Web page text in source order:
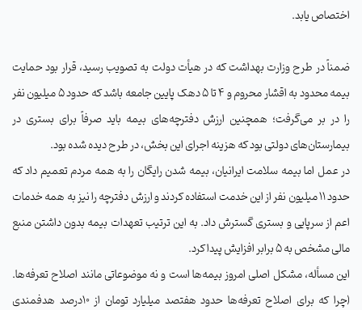
اختصاص یابد.
ضمناً در طرح وزارت بهداشت که در هیأت دولت به تصویب رسید، قرار بود حمایت
بیمه محدود به اقشار محروم و 4 تا 5 دهک پایین جامعه باشد که حدود 5 میلیون نفر
را در بر می‌گرفت؛ همچنین ارزش دفترچه‌های بیمه باید صرفاً برای بستری در
بیمارستان‌های دولتی بود که هزینه اجرای این بخش، در طرح دیده شده بود.
در عمل اما بیمه سلامت ایرانیان، بیمه شدن رایگان را به همه مردم تعمیم داد که
حدود 11 میلیون نفر از این خدمت استفاده کردند و ارزش دفترچه را نیز به همه خدمات
اعم از سرپایی و بستری گسترش داد. به این ترتیب تعهدات بیمه بدون داشتن منبع
مالی مشخص به 5 برابر افزایش پیدا کرد
.
این مسأله، مشکل اصلی امروز بیمه‌ها است و نه موضوعاتی مانند اصلاح تعرفه‌ها.
(چرا که برای اصلاح تعرفه‌ها حدود هفتصد میلیارد تومان از 10درصد هدفمندی